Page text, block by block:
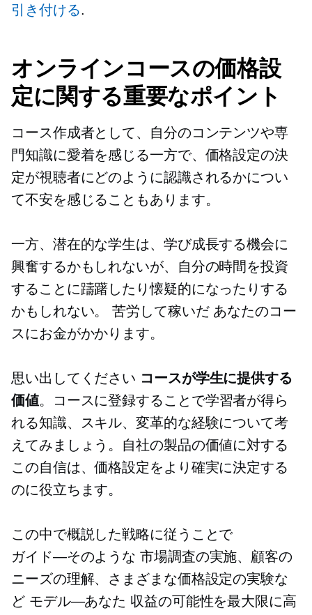
引き付ける.
オンラインコースの価格設
定に関する重要なポイント
コース作成者として、自分のコンテンツや専
門知識に愛着を感じる一方で、価格設定の決
定が視聴者にどのように認識されるかについ
て不安を感じることもあります。
一方、潜在的な学生は、学び成長する機会に
興奮するかもしれないが、自分の時間を投資
することに躊躇したり懐疑的になったりする
かもしれない。苦労して稼いだあなたのコー
スにお金がかかります。
思い出してください コースが学生に提供する
価値。コースに登録することで学習者が得ら
れる知識、スキル、変革的な経験について考
えてみましょう。自社の製品の価値に対する
この自信は、価格設定をより確実に決定する
のに役立ちます。
この中で概説した戦略に従うことで
ガイド—そのような 市場調査の実施、顧客の
ニーズの理解、さまざまな価格設定の実験な
ど モデル—あなた 収益の可能性を最大限に高